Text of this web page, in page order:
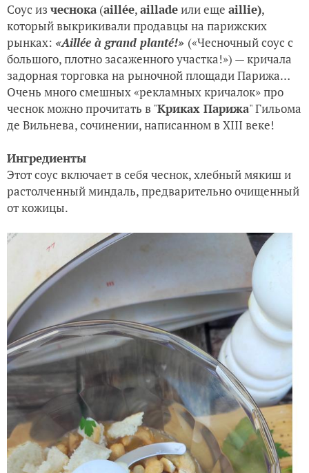
Соус из чеснока(aillée,ailladeили еще aillie),
который выкрикивали продавцы на парижских
рынках: «Аillée à grand planté!» («Чесночный соус с
большого, плотно засаженного участка!») — кричала
задорная торговка на рыночной площади Парижа…
Очень много смешных «рекламных кричалок» про
чеснок можно прочитать в "Криках Парижа" Гильома
де Вильнева, сочинении, написанном в XIII веке!
Ингредиенты
Этот соус включает в себя чеснок, хлебный мякиш и
растолченный миндаль, предварительно очищенный
от кожицы.